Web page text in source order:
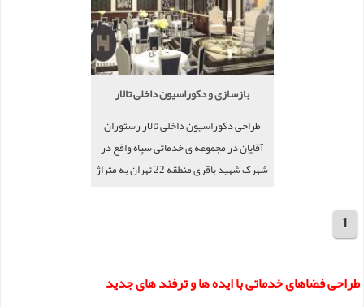
بازسازی و دکوراسیون داخلی تالار
طراحی دکوراسیون داخلی تالار رستوران
آقایان در مجموعه ی خدماتی سپاه واقع در
شهرک شهید باقری منطقه 22 تهران به متراژ
1
طراحی فضاهای خدماتی با ایده ها و ترفند های جدید